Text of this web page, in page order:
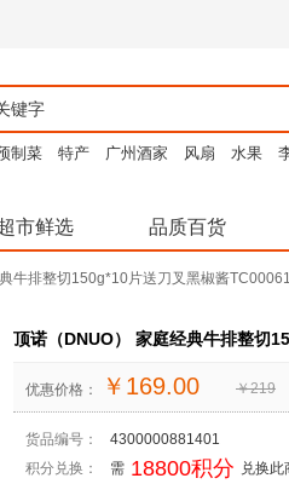
制菜 特产 广州酒家 风扇 水果
市鲜选 品质百货
牛排整切150g*10片送刀叉黑椒酱
顶诺（DNUO） 家庭经典牛排整切
优惠价格： ￥ 169.00 ￥219
货品编号：
4300000881401
积分兑换：
需 18800积分 兑换此